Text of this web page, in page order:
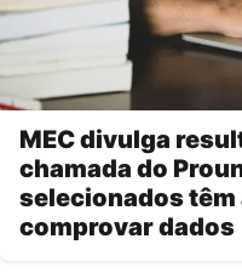
MEC divulga
chamada do
selecionados têm
comprovar dados